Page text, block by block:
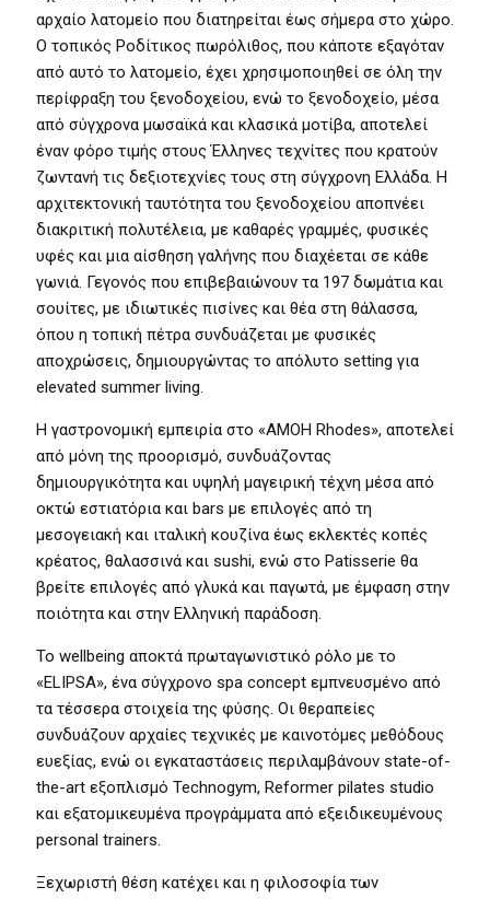
αρχαίο λατομείο που διατηρείται έως σήμερα στο χώρο.
Ο τοπικός Ροδίτικος πωρόλιθος, που κάποτε εξαγόταν
από αυτό το λατομείο, έχει χρησιμοποιηθεί σε όλη την
περίφραξη του ξενοδοχείου, ενώ το ξενοδοχείο, μέσα
από σύγχρονα μωσαϊκά και κλασικά μοτίβα, αποτελεί
έναν φόρο τιμής στους Έλληνες τεχνίτες που κρατούν
ζωντανή τις δεξιοτεχνίες τους στη σύγχρονη Ελλάδα. Η
αρχιτεκτονική ταυτότητα του ξενοδοχείου αποπνέει
διακριτική πολυτέλεια, με καθαρές γραμμές, φυσικές
υφές και μια αίσθηση γαλήνης που διαχέεται σε κάθε
γωνιά. Γεγονός που επιβεβαιώνουν τα 197 δωμάτια και
σουίτες, με ιδιωτικές πισίνες και θέα στη θάλασσα,
όπου η τοπική πέτρα συνδυάζεται με φυσικές
αποχρώσεις, δημιουργώντας το απόλυτο setting για
elevated summer living.
Η γαστρονομική εμπειρία στο «AMOH Rhodes», αποτελεί
από μόνη της προορισμό, συνδυάζοντας
δημιουργικότητα και υψηλή μαγειρική τέχνη μέσα από
οκτώ εστιατόρια και bars με επιλογές από τη
μεσογειακή και ιταλική κουζίνα έως εκλεκτές κοπές
κρέατος, θαλασσινά και sushi, ενώ στο Patisserie θα
βρείτε επιλογές από γλυκά και παγωτά, με έμφαση στην
ποιότητα και στην Ελληνική παράδοση.
Το wellbeing αποκτά πρωταγωνιστικό ρόλο με το
«ΕLIPSA», ένα σύγχρονο spa concept εμπνευσμένο από
τα τέσσερα στοιχεία της φύσης. Οι θεραπείες
συνδυάζουν αρχαίες τεχνικές με καινοτόμες μεθόδους
ευεξίας, ενώ οι εγκαταστάσεις περιλαμβάνουν state-of-
the-art εξοπλισμό Technogym, Reformer pilates studio
και εξατομικευμένα προγράμματα από εξειδικευμένους
personal trainers.
Ξεχωριστή θέση κατέχει και η φιλοσοφία των